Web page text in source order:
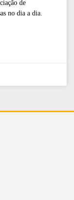
de
no dia a dia.